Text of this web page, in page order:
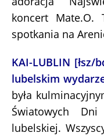
koncert Mate.O.
spotkania na
KAI-LUBLIN [łsz/
lubelskim
była
Światowych
lubelskiej.